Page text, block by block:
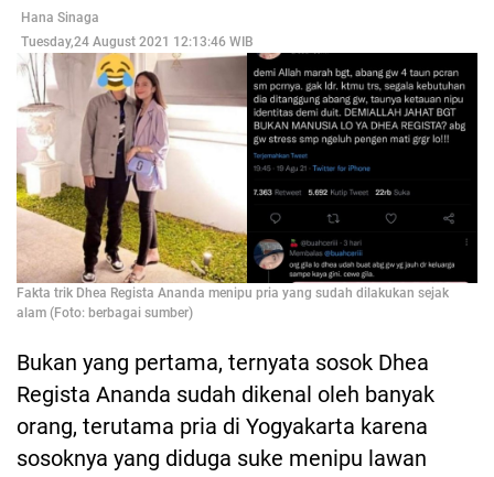
Hana Sinaga
Tuesday,24 August 2021 12:13:46 WIB
Fakta trik Dhea Regista Ananda menipu pria yang sudah dilakukan sejak
alam (Foto: berbagai sumber)
Bukan yang pertama, ternyata sosok Dhea
Regista Ananda sudah dikenal oleh banyak
orang, terutama pria di Yogyakarta karena
sosoknya yang diduga suke menipu lawan